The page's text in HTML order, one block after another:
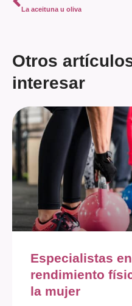
La aceituna u oliva
Otros
interesar
Especialistas
rendimiento
la mujer